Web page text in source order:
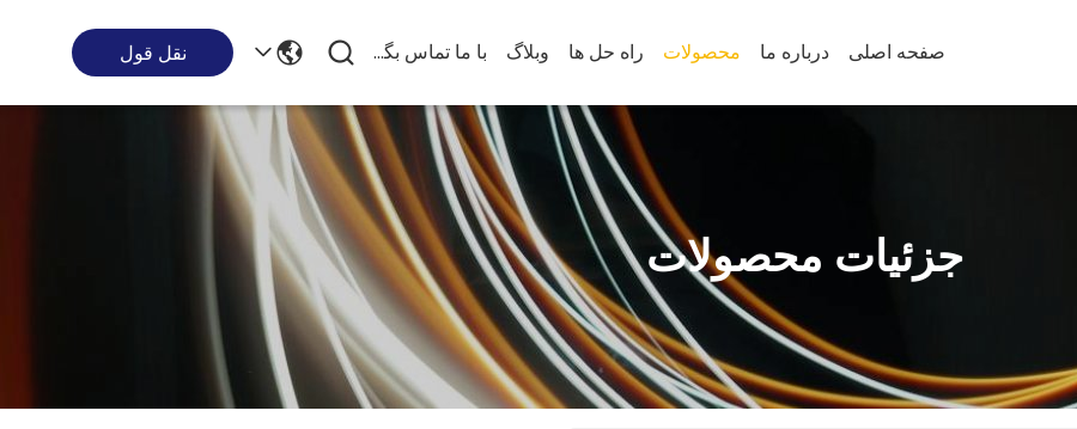
صفحه اصلی درباره ما محصولات راه حل ها وبلاگ با ما تماس بگیرید نقل قول
جزئیات محصولات